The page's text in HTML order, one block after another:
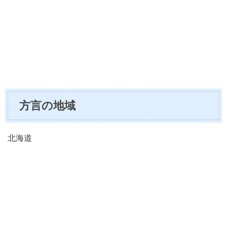
方言の地域
北海道